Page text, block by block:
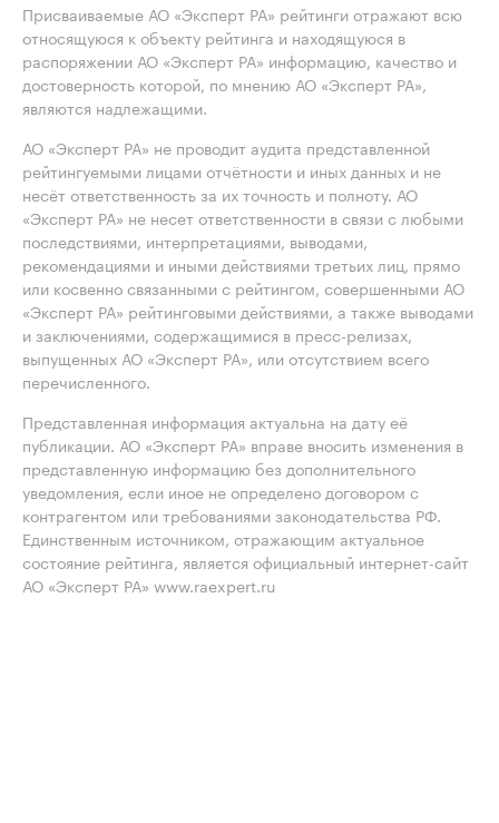
Присваиваемые АО «Эксперт РА» рейтинги отражают всю
относящуюся к объекту рейтинга и находящуюся в
распоряжении АО «Эксперт РА» информацию, качество и
достоверность которой, по мнению АО «Эксперт РА»,
являются надлежащими.
АО «Эксперт РА» не проводит аудита представленной
рейтингуемыми лицами отчётности и иных данных и не
несёт ответственность за их точность и полноту. АО
«Эксперт РА» не несет ответственности в связи с любыми
последствиями, интерпретациями, выводами,
рекомендациями и иными действиями третьих лиц, прямо
или косвенно связанными с рейтингом, совершенными АО
«Эксперт РА» рейтинговыми действиями, а также выводами
и заключениями, содержащимися в пресс-релизах,
выпущенных АО «Эксперт РА», или отсутствием всего
перечисленного.
Представленная информация актуальна на дату её
публикации. АО «Эксперт РА» вправе вносить изменения в
представленную информацию без дополнительного
уведомления, если иное не определено договором с
контрагентом или требованиями законодательства РФ.
Единственным источником, отражающим актуальное
состояние рейтинга, является официальный интернет-сайт
АО «Эксперт РА» www.raexpert.ru